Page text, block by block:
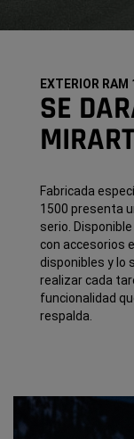
EXTERIOR RAM
SE
Fabricada
1500 presenta
serio.
con accesorios
disponibles y lo
realizar cada
funcionalidad
respalda.